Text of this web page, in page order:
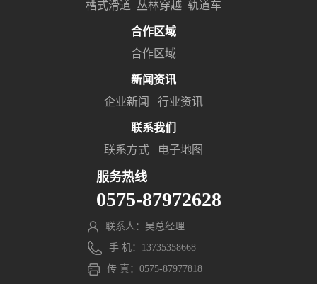
槽式滑道 丛林穿越 轨道车
合作区域
合作区域
新闻资讯
企业新闻
行业资讯
联系我们
联系方式
电子地图
服务热线
0575-87972628
联系人：吴总经理
手 机：13735358668
传 真：0575-87977818